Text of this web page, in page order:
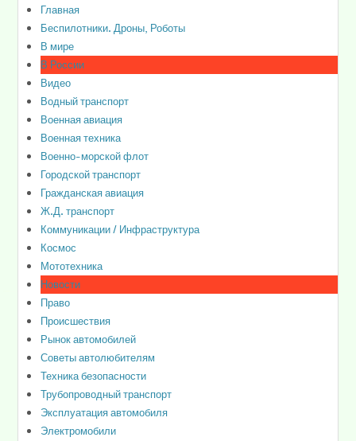
Главная
Беспилотники. Дроны, Роботы
В мире
В России
Видео
Водный транспорт
Военная авиация
Военная техника
Военно-морской флот
Городской транспорт
Гражданская авиация
Ж.Д. транспорт
Коммуникации / Инфраструктура
Космос
Мототехника
Новости
Право
Происшествия
Рынок автомобилей
Советы автолюбителям
Техника безопасности
Трубопроводный транспорт
Эксплуатация автомобиля
Электромобили